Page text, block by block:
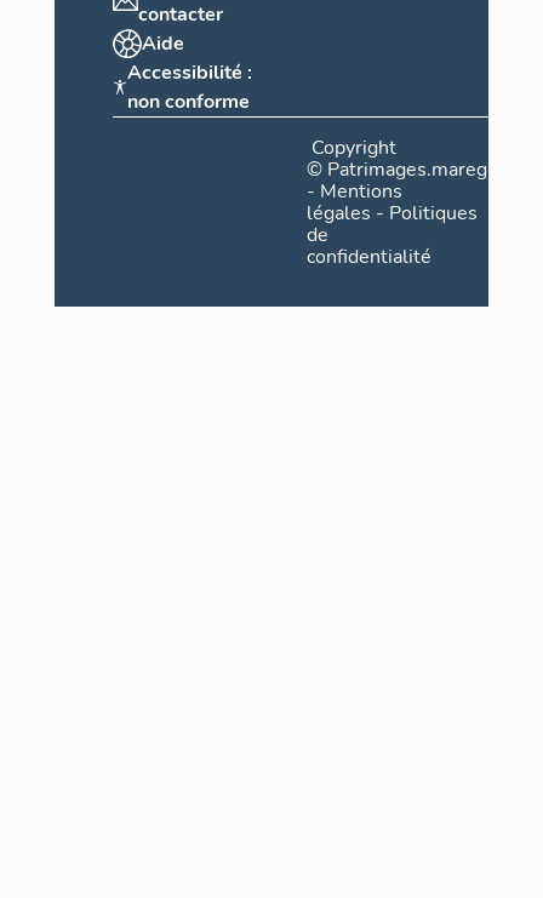
contacter
Aide
Accessibilité :
non conforme
Copyright
©
- Mentions
légales - Politiques
de
confidentialité